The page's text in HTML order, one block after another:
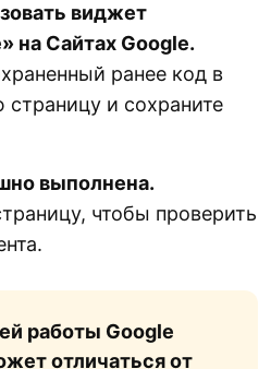
виджет
на Сайтах Google.
ранее код в
и сохраните
выполнена.
чтобы проверить
работы Google
отличаться от